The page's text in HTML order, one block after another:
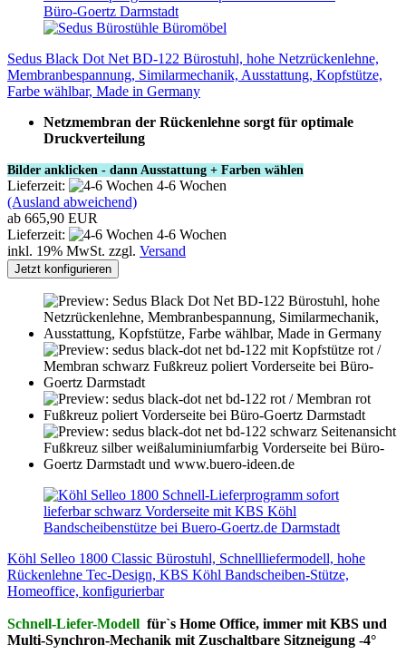
Sedus Black Dot Net BD-122 Bürostuhl, hohe Netzrückenlehne,
Membranbespannung, Similarmechanik, Ausstattung, Kopfstütze,
Farbe wählbar, Made in Germany
Netzmembran der Rückenlehne sorgt für optimale
Druckverteilung
Bilder anklicken - dann Ausstattung + Farben wählen
Lieferzeit:
4-6 Wochen
(Ausland abweichend)
ab 665,90 EUR
Lieferzeit:
4-6 Wochen
inkl. 19% MwSt. zzgl. Versand
Jetzt konfigurieren
Köhl Selleo 1800 Classic Bürostuhl, Schnellliefermodell, hohe
Rückenlehne Tec-Design, KBS Köhl Bandscheiben-Stütze,
Homeoffice, konfigurierbar
Schnell-Liefer-Modell für`s Home Office, immer mit KBS und
Multi-Synchron-Mechanik mit Zuschaltbare Sitzneigung -4°